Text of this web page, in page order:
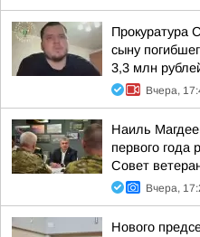
Прокуратура
сыну
3,3 млн
Вчера,
Наиль
первого года
Совет
Вчера,
Нового